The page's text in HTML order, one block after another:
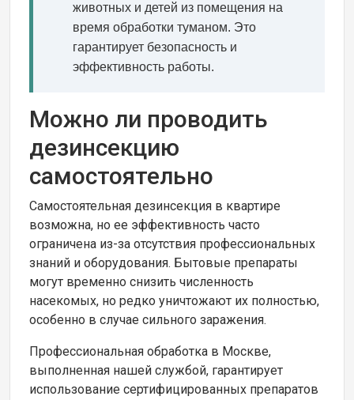
животных и детей из помещения на
время обработки туманом. Это
гарантирует безопасность и
эффективность работы.
Можно ли проводить
дезинсекцию
самостоятельно
Самостоятельная дезинсекция в квартире
возможна, но ее эффективность часто
ограничена из-за отсутствия профессиональных
знаний и оборудования. Бытовые препараты
могут временно снизить численность
насекомых, но редко уничтожают их полностью,
особенно в случае сильного заражения.
Профессиональная обработка в Москве,
выполненная нашей службой, гарантирует
использование сертифицированных препаратов